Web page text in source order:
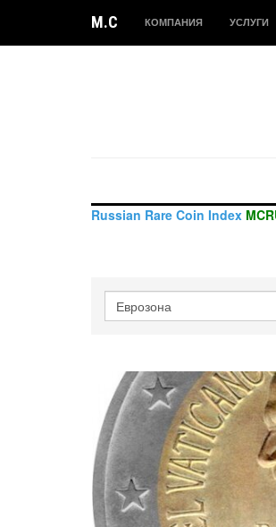
M.C КОМПАНИЯ УСЛУГИ
Russian Rare Coin Index